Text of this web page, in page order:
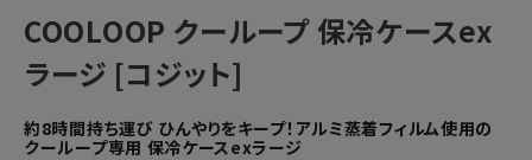
COOLOOP クーループ 保冷ケースex
ラージ [コジット]
約8時間持ち運び ひんやりをキープ！アルミ蒸着フィルム使用の
クーループ専用 保冷ケースexラージ